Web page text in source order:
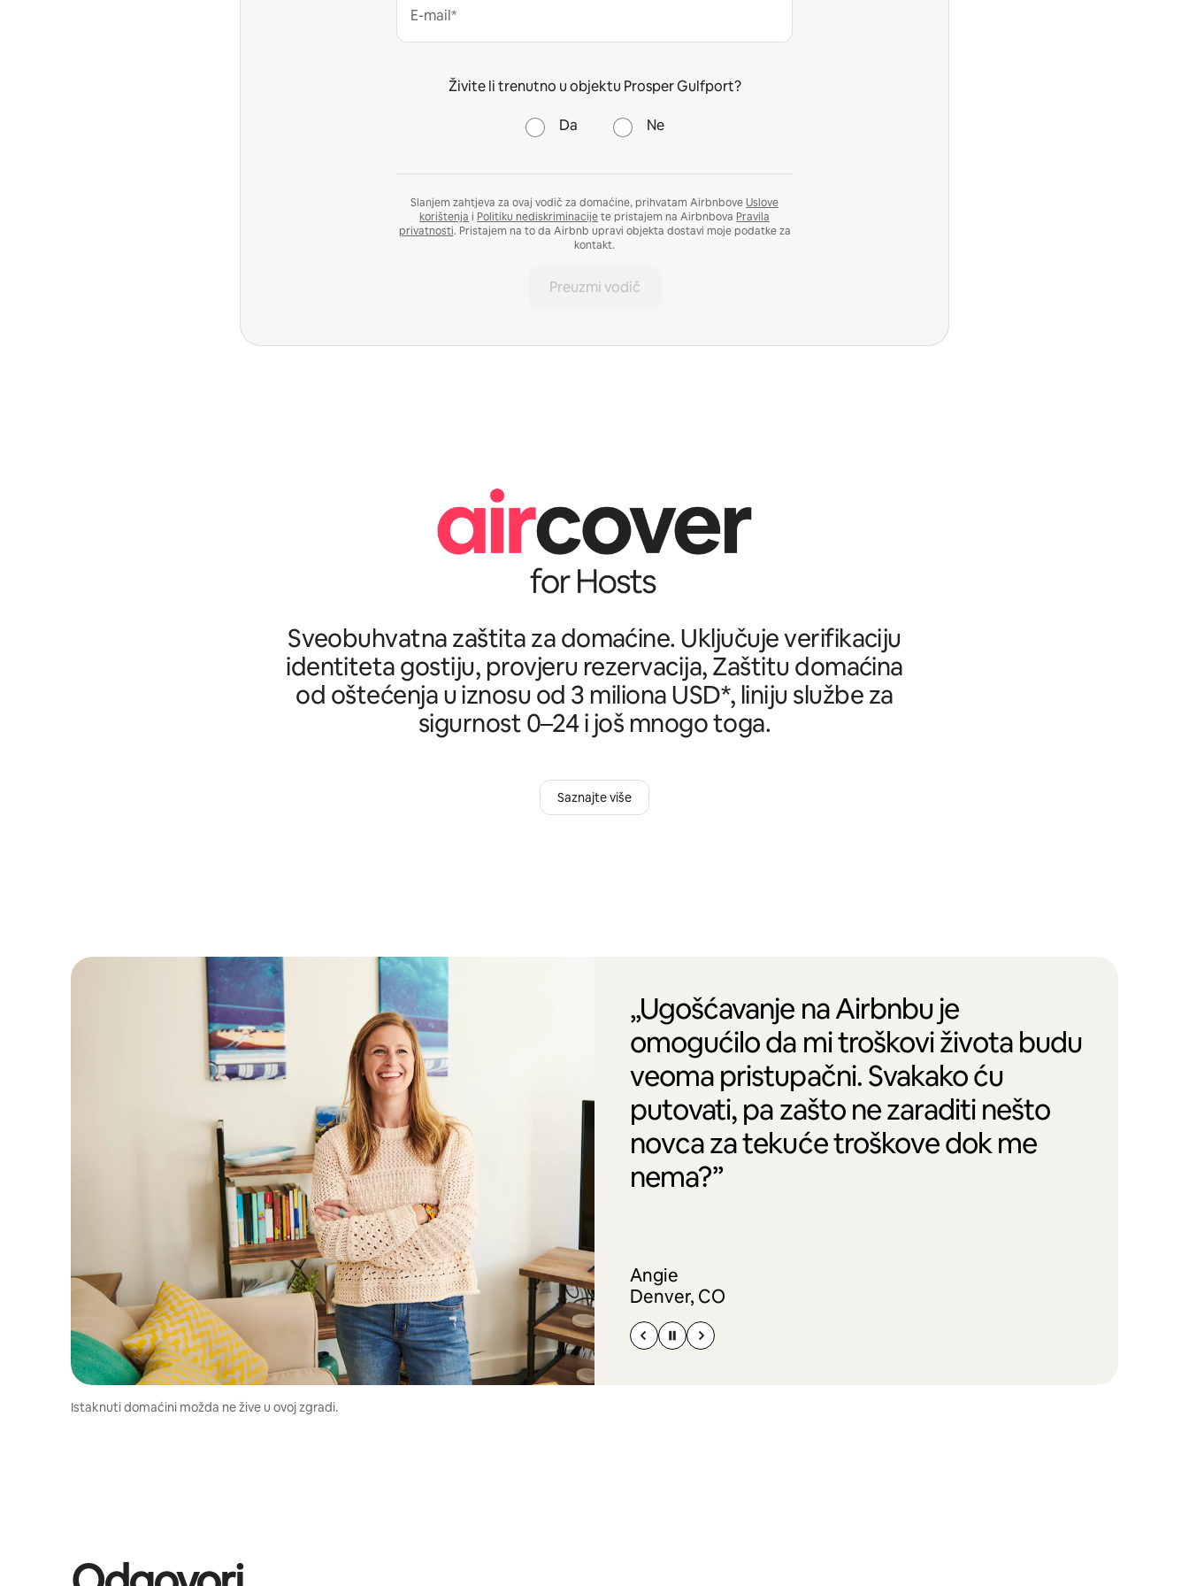
E-mail*
Živite li trenutno u objektu Prosper Gulfport?
Da Ne
Slanjem zahtjeva za ovaj vodič za domaćine, prihvatam AirbnboveUslove
korištenja i Politiku nediskriminacijete pristajem na Airbnbova Pravila
privatnosti. Pristajem na to da Airbnb upravi objekta dostavi moje podatke za
kontakt.
Preuzmi vodič
Sveobuhvatna zaštita za domaćine. Uključuje verifikaciju
identiteta gostiju, provjeru rezervacija, Zaštitu domaćina
od oštećenja u iznosu od 3 miliona USD*, liniju službe za
sigurnost 0–24 i još mnogo toga.
Saznajte više
„Ugošćavanje na Airbnbu je
omogućilo da mi troškovi života budu
veoma pristupačni. Svakako ću
putovati, pa zašto ne zaraditi nešto
novca za tekuće troškove dok me
nema?”
Angie
Denver, CO
Istaknuti domaćini možda ne žive u ovoj zgradi.